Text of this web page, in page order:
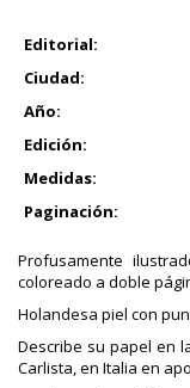
Editorial:
Ciudad:
Año:
Edición:
Medidas:
Paginación:
Profusamente
coloreado a doble
Holandesa piel con
Describe su papel en
Carlista, en Italia en